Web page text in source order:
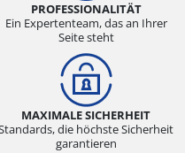
PROFESSIONALITÄT
Ein Expertenteam, das an Ihrer
Seite steht
MAXIMALE SICHERHEIT
die höchste Sicherheit
garantieren